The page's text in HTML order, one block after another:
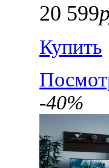
20 599
Купить
-40%